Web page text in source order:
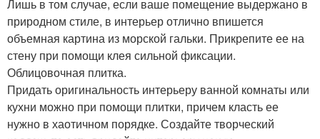
Лишь в том случае, если ваше помещение выдержано в
природном стиле, в интерьер отлично впишется
объемная картина из морской гальки. Прикрепите ее на
стену при помощи клея сильной фиксации.
Облицовочная плитка.
Придать оригинальность интерьеру ванной комнаты или
кухни можно при помощи плитки, причем класть ее
нужно в хаотичном порядке. Создайте творческий